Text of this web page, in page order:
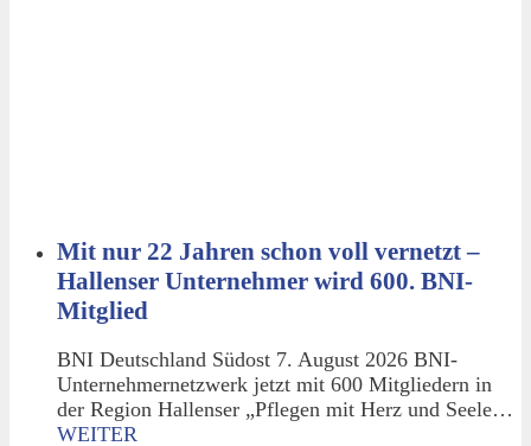
Mit nur 22 Jahren schon voll vernetzt –
Hallenser Unternehmer wird 600. BNI-
Mitglied
BNI Deutschland Südost 7. August 2026 BNI-
Unternehmernetzwerk jetzt mit 600 Mitgliedern in
der Region Hallenser „Pflegen mit Herz und Seele…
WEITER